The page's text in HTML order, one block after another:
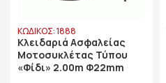
ΚΩΔΙΚΟΣ: 1888
Κλειδαριά Ασφαλείας
Μοτοσυκλέτας Τύπου
«Φίδι» 2.00m Φ22mm